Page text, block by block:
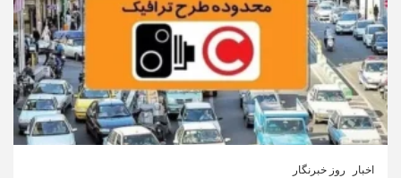
اخبار روز خبرنگار